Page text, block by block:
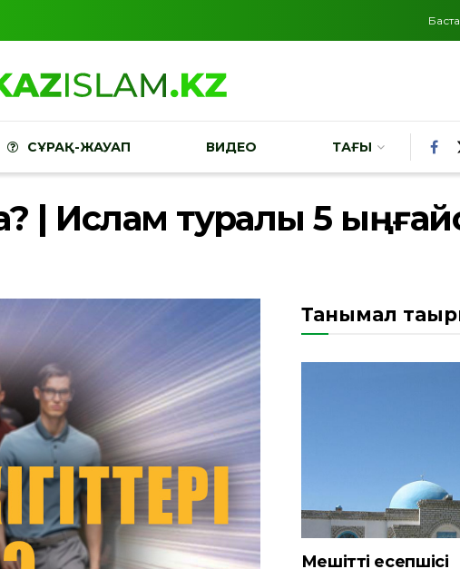
СҰРАҚ-ЖАУАП ВИДЕО ТАҒЫ
| Ислам туралы 5
Танымал
Мешіттің есепшісі